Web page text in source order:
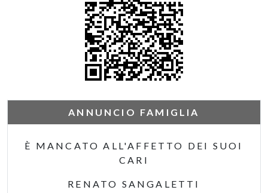
ANNUNCIO FAMIGLIA
È MANCATO ALL'AFFETTO DEI SUOI
CARI
RENATO SANGALETTI